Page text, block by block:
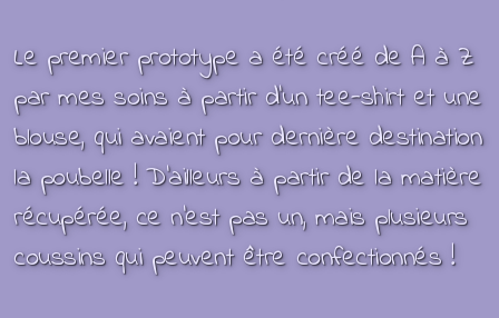
Le premier prototype a été créé de A à Z
par mes soins à partir d’un tee-shirt et une
blouse, qui avaient pour dernière destination
la poubelle !D’ailleurs à partir de la matière
récupérée, ce n’est pas un, mais plusieurs
coussins qui peuvent être confectionnés !